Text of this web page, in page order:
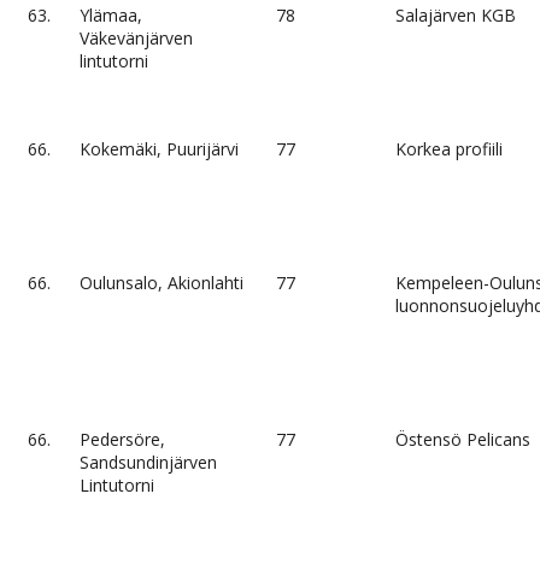
63.
Ylämaa,
Väkevänjärven
lintutorni
78 Salajärven KGB
66. Kokemäki, Puurijärvi 77 Korkea profiili
66. Oulunsalo, Akionlahti 77
Kempeleen-
66.
Pedersöre,
Sandsundinjärven
Lintutorni
77 Östensö Pelicans